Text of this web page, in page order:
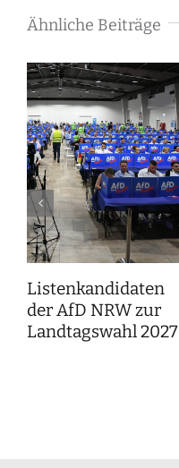
Ähnliche Beiträge
Listenkandidaten
der AfD NRW zur
Landtagswahl 2027